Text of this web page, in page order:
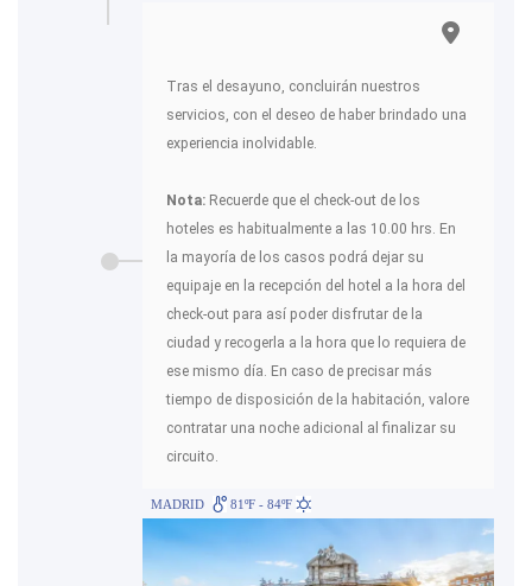
Tras el desayuno, concluirán nuestros
servicios, con el deseo de haber brindado una
experiencia inolvidable.
Nota: Recuerde que el check-out de los
hoteles es habitualmente a las 10.00 hrs. En
la mayoría de los casos podrá dejar su
equipaje en la recepción del hotel a la hora del
check-out para así poder disfrutar de la
ciudad y recogerla a la hora que lo requiera de
ese mismo día. En caso de precisar más
tiempo de disposición de la habitación, valore
contratar una noche adicional al finalizar su
circuito.
MADRID 81ºF - 84ºF